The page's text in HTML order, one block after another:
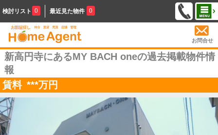
検討リスト 0 最近見た物件 0
お問合せ
新高円寺にあるMY BACH oneの過去掲載物件情
報
賃料 ***万円